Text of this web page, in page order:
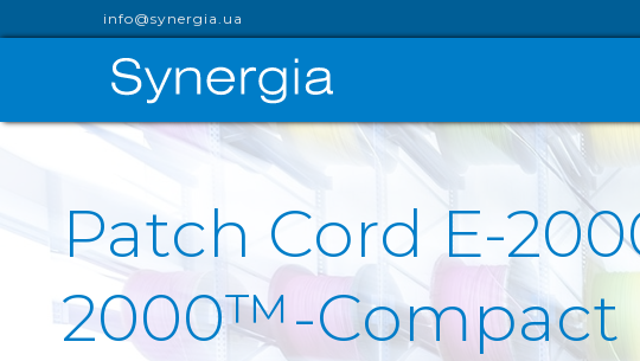
info@synergia.ua
Patch Cord E-
2000™-Compact